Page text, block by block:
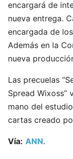
encargará de
nueva entrega.
encargada de
Además en la
nueva
Las precuelas
Spread Wixoss”
mano del
cartas creado
Vía: ANN.